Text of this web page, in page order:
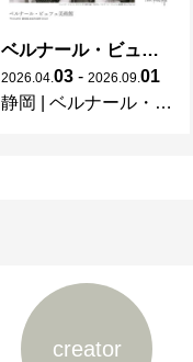
ベルナール・ビュフェと写真 ーカメラがとらえたビュフェとその時代、そして21 世紀へ
2026 04 03 - 2026 09 01
静岡
ベルナール・ビュフェ美術館
creator